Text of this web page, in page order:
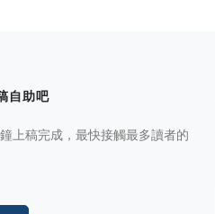
自助吧
上稿完成，最快接觸最多讀者的